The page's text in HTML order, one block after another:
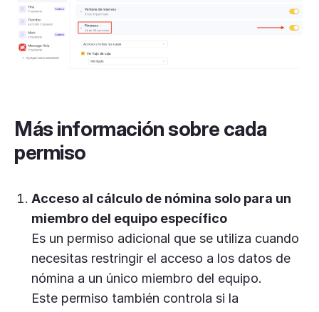
Más información sobre cada
permiso
Acceso al cálculo de nómina solo para un
miembro del equipo específico
Es un permiso adicional que se utiliza cuando
necesitas restringir el acceso a los datos de
nómina a un único miembro del equipo.
Este permiso también controla si la